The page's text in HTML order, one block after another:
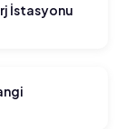
İstasyonu